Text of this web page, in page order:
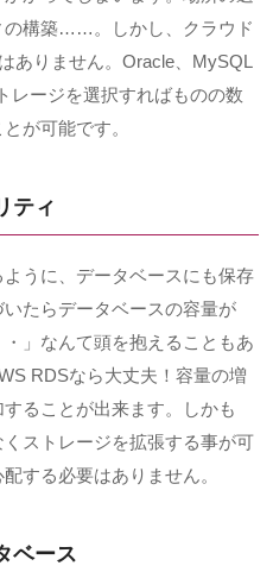
の構築……。しかし、クラウド
ありません。 Oracle、
MySQL
レージを選択すればものの数
が可能です。
ティ
うに、データベースにも保存
たらデータベースの容量が
」なんて頭を抱えることもあ
RDSなら大丈夫！容量の増
ることが出来ます。しかも
ストレージを拡張する事が可
する必要はありません。
ベース